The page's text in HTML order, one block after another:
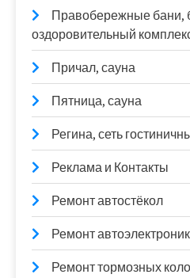
Правобережные бани,
оздоровительный
Причал, сауна
Пятница, сауна
Регина, сеть
Реклама и Контакты
Ремонт автостёкол
Ремонт
Ремонт тормозных